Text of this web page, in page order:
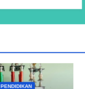
PENDIDIKAN